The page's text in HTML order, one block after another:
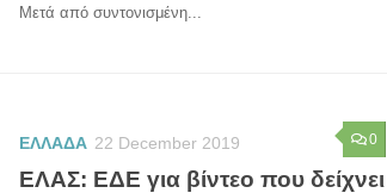
Μετά από συντονισμένη...
0
ΕΛΛΑΔΑ 22 December 2019
ΕΛΑΣ: ΕΔΕ για βίντεο που δείχνει